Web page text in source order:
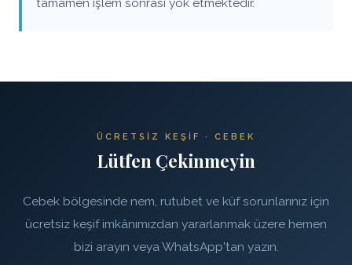
ÜCRETSIZ KEŞIF · CEBEK
Lütfen Çekinmeyin
Cebek bölgesinde nem, rutubet ve küf sorunlarınız için
ücretsiz keşif imkânımızdan yararlanmak üzere hemen
bizi arayın veya WhatsApp'tan yazın.